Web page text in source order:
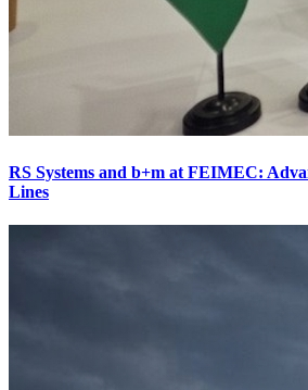
RS Systems and b+m at FEIMEC:
Lines